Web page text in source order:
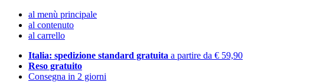
al menù principale
al contenuto
al carrello
Italia: spedizione standard gratuita a partire da € 59,90
Reso gratuito
Consegna in 2 giorni